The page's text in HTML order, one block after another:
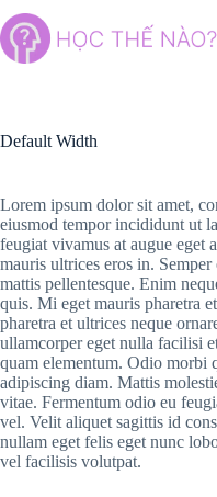
to
content
Default Width
Lorem ipsum dolor sit amet,
eiusmod tempor incididunt ut
feugiat vivamus at augue eget
mauris ultrices eros in.
mattis pellentesque. Enim
quis. Mi eget mauris pharetra
pharetra et ultrices neque
ullamcorper eget nulla facilisi
quam elementum. Odio morbi
adipiscing diam. Mattis
vitae. Fermentum odio eu
vel. Velit aliquet sagittis id
nullam eget felis eget nunc
vel facilisis volutpat.